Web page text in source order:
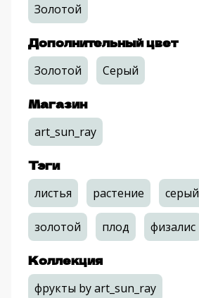
Золотой
Дополнительный цвет
Золотой Серый
Магазин
art_sun_ray
Тэги
листья растение серый
золотой плод физалис
Коллекция
фрукты by art_sun_ray